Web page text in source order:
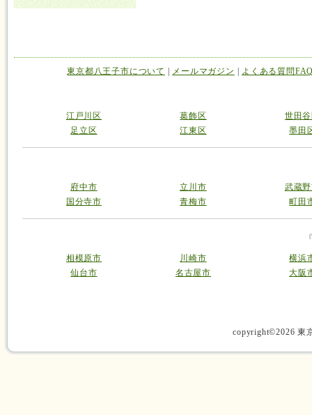
東京都八王子市について メールマガジン よくある質問
江戸川区 葛飾区
世田
足立区
江東区 墨田
府中市 立川市
武蔵
国分寺市
青梅市 町田
相模原市 川崎市
横浜
仙台市
名古屋市 大阪
copyright©2026 東